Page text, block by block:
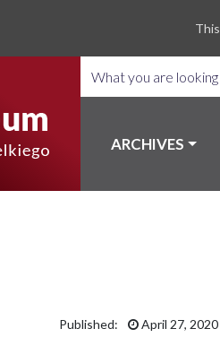
ARCHIVES
Published: April 27,